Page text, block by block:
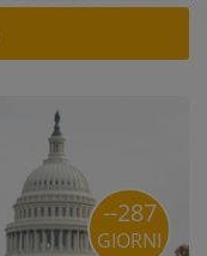
--287
GIORNI